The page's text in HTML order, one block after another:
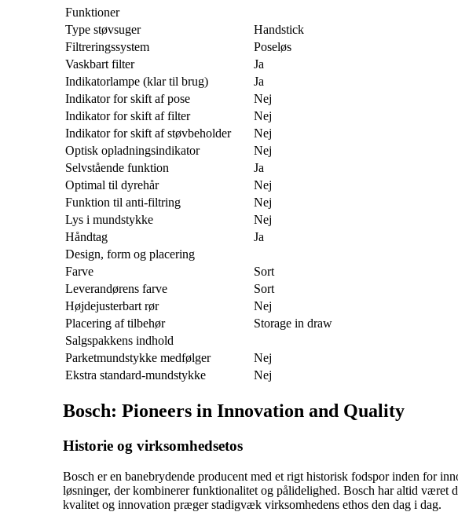
Funktioner
Type støvsuger
Handstick
Filtreringssystem
Poseløs
Vaskbart filter
Ja
Indikatorlampe (klar til brug)
Ja
Indikator for skift af pose
Nej
Indikator for skift af filter
Nej
Indikator for skift af støvbeholder
Nej
Optisk opladningsindikator
Nej
Selvstående funktion
Ja
Optimal til dyrehår
Nej
Funktion til anti-filtring
Nej
Lys i mundstykke
Nej
Håndtag
Ja
Design, form og placering
Farve
Sort
Leverandørens farve
Sort
Højdejusterbart rør
Nej
Placering af tilbehør
Storage in draw
Salgspakkens indhold
Parketmundstykke medfølger
Nej
Ekstra standard-mundstykke
Nej
Bosch: Pioneers in Innovation and Quality
Historie og virksomhedsetos
Bosch er en banebrydende producent med et rigt historisk fodspor inden for
løsninger, der kombinerer funktionalitet og pålidelighed. Bosch har altid været
kvalitet og innovation præger stadigvæk virksomhedens ethos den dag i dag.